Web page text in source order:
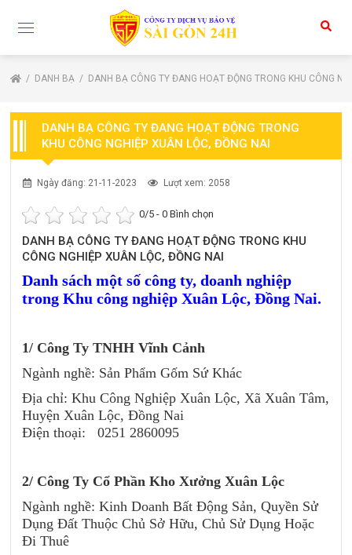
DANH BẠ DANH BẠ CÔNG TY ĐANG HOẠT ĐỘNG TRONG KHU CÔNG
DANH BẠ CÔNG TY ĐANG HOẠT ĐỘNG TRONG
KHU CÔNG NGHIỆP XUÂN LỘC, ĐỒNG NAI
Ngày đăng: 21-11-2023 Lượt xem: 2058
0/5 -0 Bình chọn
DANH BẠ CÔNG TY ĐANG HOẠT ĐỘNG TRONG KHU
CÔNG NGHIỆP XUÂN LỘC, ĐỒNG NAI
Danh sách một số công ty, doanh nghiệp
trong Khu công nghiệp Xuân Lộc, Đồng Nai.
1/ Công Ty TNHH Vĩnh Cảnh
Ngành nghề: Sản Phẩm Gốm Sứ Khác
Địa chỉ: Khu Công Nghiệp Xuân Lộc, Xã Xuân Tâm,
Huyện Xuân Lộc, Đồng Nai
Điện thoại: 0251 2860095
2/ Công Ty Cổ Phần Kho Xưởng Xuân Lộc
Ngành nghề: Kinh Doanh Bất Động Sản, Quyền Sử
Dụng Đất Thuộc Chủ Sở Hữu, Chủ Sử Dụng Hoặc
Đi Thuê